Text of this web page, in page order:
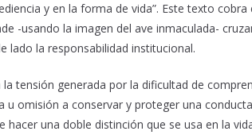
y en la forma de vida”. Este texto
-usando la imagen del ave inmaculada-
lado la responsabilidad institucional.
tensión generada por la dificultad de
u omisión a conservar y proteger una
hacer una doble distinción que se usa en la